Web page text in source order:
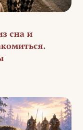
сна и